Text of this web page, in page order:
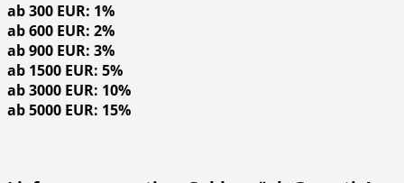
ab 300 EUR: 1%
ab 600 EUR: 2%
ab 900 EUR: 3%
ab 1500 EUR: 5%
ab 3000 EUR: 10%
ab 5000 EUR: 15%